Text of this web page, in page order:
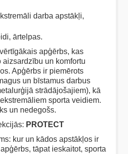
darba apstākļi,
ārtelpas.
apģērbs, kas
un komfortu
Apģērbs ir piemērots
un bīstamus darbus
strādājošajiem), kā
sporta veidiem.
un nedegošs.
PROTECT
kur un kādos apstākļos ir
tāpat ieskaitot, sporta